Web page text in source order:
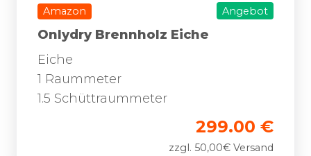
Amazon Angebot
Onlydry Brennholz Eiche
Eiche
1 Raummeter
1.5 Schüttraummeter
299.00 €
zzgl. 50,00€ Versand